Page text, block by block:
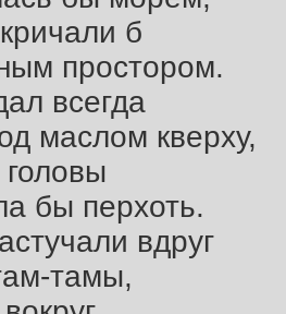
б
простором.
всегда
маслом кверху,
бы перхоть.
вдруг
тамы,